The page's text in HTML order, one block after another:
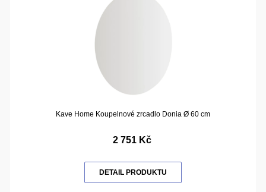
Kave Home Koupelnové zrcadlo Donia Ø 60 cm
2 751 Kč
DETAIL PRODUKTU